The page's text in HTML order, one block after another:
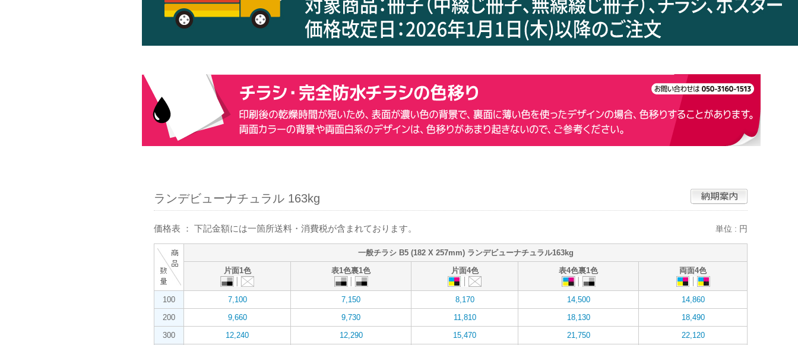
ランデビューナチュラル 163kg
価格表 ： 下記金額には一箇所送料・消費税が含まれております。 単位 : 円
一般チラシ B5 (182 X 257mm) ランデビューナチュラル163kg
片面1色
表1色裏1色 片面4色 表4色裏1色 両面4色
100 7,100 7,150 8,170 14,500
14,860
200
9,660 9,730 11,810 18,130
18,490
300
12,240 12,290 15,470 21,750
22,120